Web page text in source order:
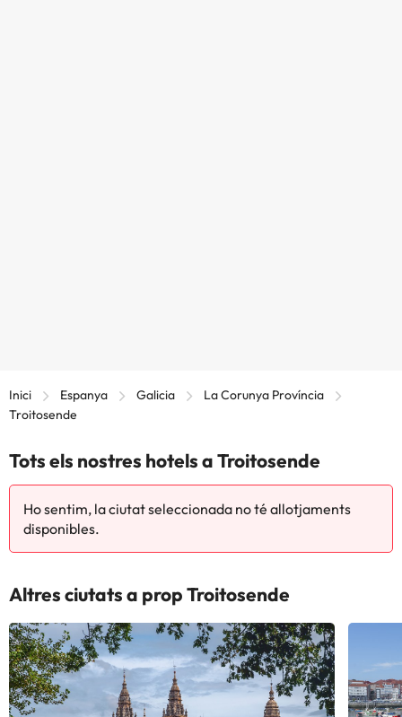
Inici Espanya Galicia
La Corunya Província
Troitosende
Tots els nostres hotels a Troitosende
Ho sentim, la ciutat seleccionada no té allotjaments
disponibles.
Altres ciutats a prop Troitosende